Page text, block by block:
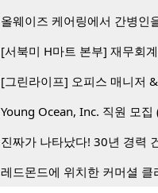
올웨이즈 케어링에서 간병인
[서북미 H마트 본부] 재무회
[그린라이프] 오피스 매니저
Young Ocean, Inc. 직원 모집
진짜가 나타났다! 30년 경력
레드몬드에 위치한 커머셜